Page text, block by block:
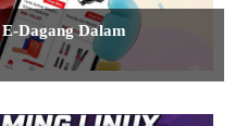
Dagang Dalam